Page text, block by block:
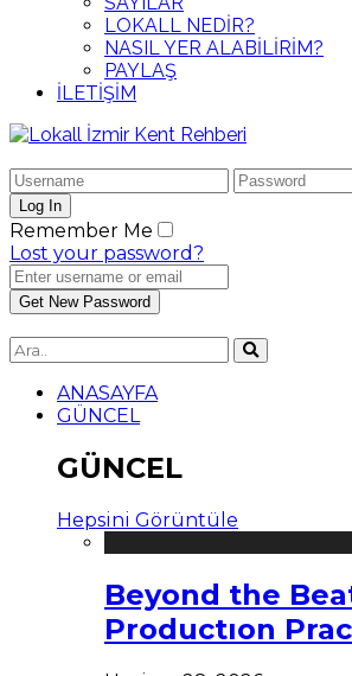
LOKALL NEDİR?
NASIL YER ALABİLİRİM?
PAYLAŞ
İLETİŞİM
Remember Me
Lost your password?
ANASAYFA
GÜNCEL
GÜNCEL
Hepsini Görüntüle
Beyond the
Productıon